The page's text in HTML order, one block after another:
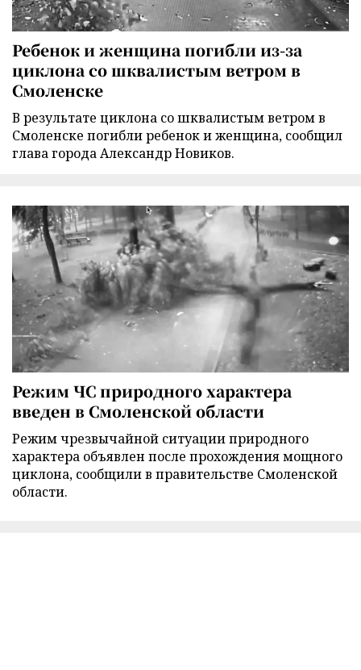
Ребенок и женщина погибли из-за
циклона со шквалистым ветром в
Смоленске
В результате циклона со шквалистым ветром в
Смоленске погибли ребенок и женщина, сообщил
глава города Александр Новиков.
Режим ЧС природного характера
введен в Смоленской области
Режим чрезвычайной ситуации природного
характера объявлен после прохождения мощного
циклона, сообщили в правительстве Смоленской
области.